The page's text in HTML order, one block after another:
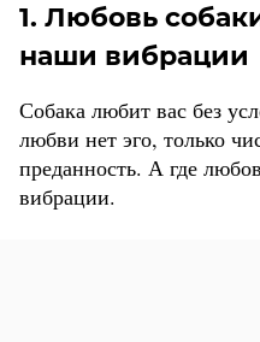
1. Любовь
наши вибрации
Собака любит вас без
любви нет эго, только
преданность. А где
вибрации.